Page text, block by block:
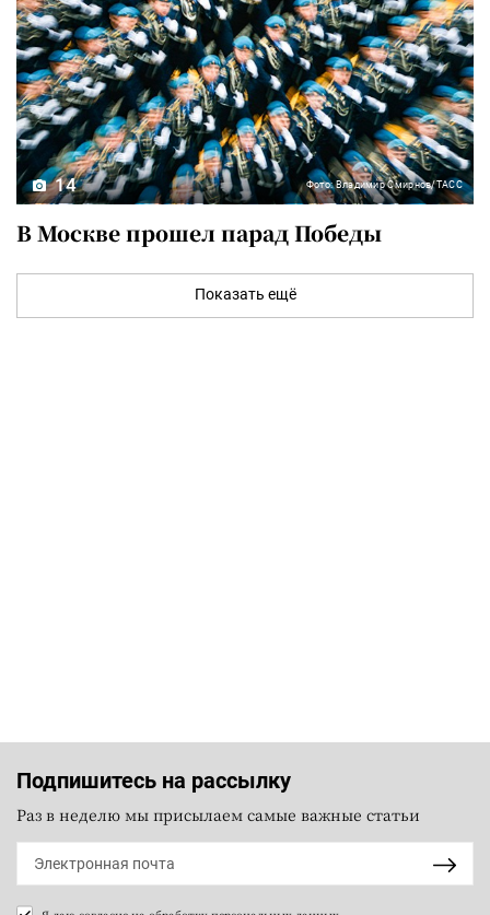
14 Фото: Владимир Смирнов/ТАСС
В Москве прошел парад Победы
Показать ещё
Подпишитесь на рассылку
Раз в неделю мы присылаем самые важные статьи